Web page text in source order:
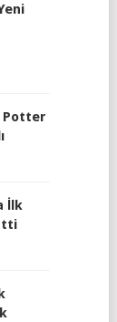
Potter
İlk